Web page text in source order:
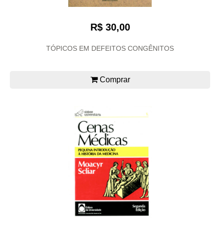
R$ 30,00
TÓPICOS EM DEFEITOS CONGÊNITOS
Comprar